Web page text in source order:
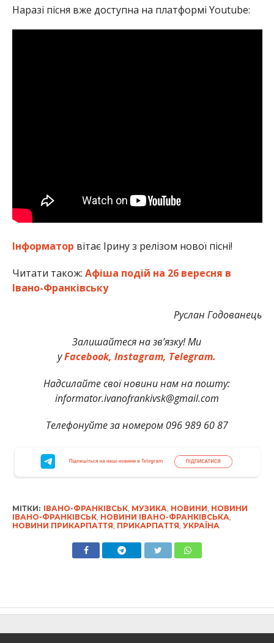
Наразі пісня вже доступна на платформі Youtube:
Інформатор вітає Ірину з релізом нової пісні!
Читати також: Афіша подій на 26 вересня в
Івано-Франківську
Руслан Годованець
Залишайтеся на зв’язку! Ми
уFacebook, Instagram, Telegram.
Надсилайте свої новини нам на пошту:
informator.ivanofrankivsk@gmail.com
Телефонуйте за номером 096 989 60 87
МІТКИ: ІВАНО-ФРАНКІВСЬК, МУЗИКА НОВИНИ НОВИНИ
ІВАНО-ФРАНКІВСЬК, НОВИНИ ІВАНО-ФРАНКІВСЬКА
НОВИНИ ПРИКАРПАТТЯ ПРИКАРПАТТЯ УКРАЇНА